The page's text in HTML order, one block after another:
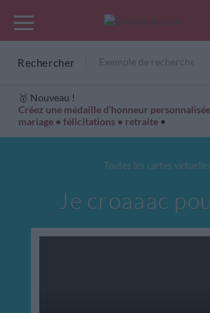
Rechercher
🥇 Nouveau !
Créez une médaille d’honneur
mariage • félicitations • retraite •
Cartes Hiver Cadeaux années de
Toutes les cartes virtuelles
Je croaaac